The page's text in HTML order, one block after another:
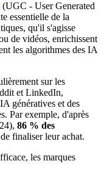
(UGC - User Generated
essentielle de la
qu'il s'agisse
de vidéos, enrichissent
les algorithmes des IA
sur les
et LinkedIn,
génératives et des
Par exemple, d'après
86 % des
finaliser leur achat.
les marques